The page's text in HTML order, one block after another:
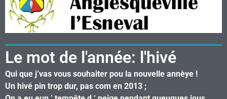
Le mot de l'année: l'hivé
Qui que j’vas vous souhaiter pou la nouvelle annèye !
Un hivé pin trop dur, pas com en 2013 ;